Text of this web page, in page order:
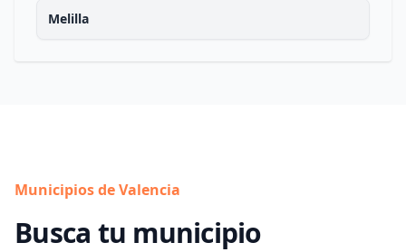
Melilla
Municipios de Valencia
Busca tu municipio